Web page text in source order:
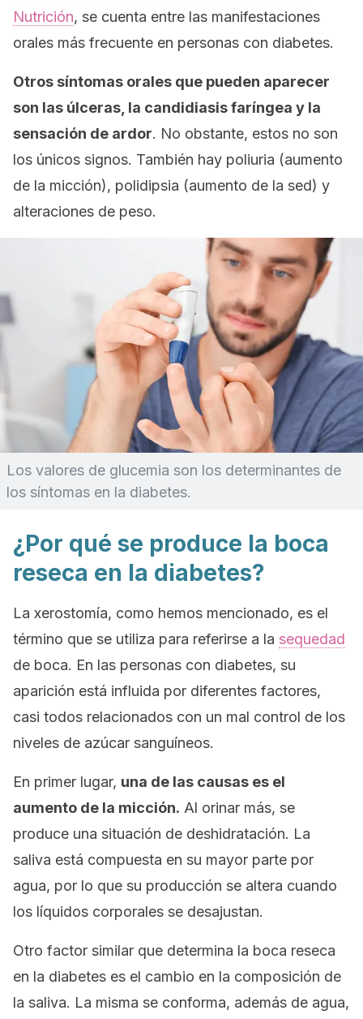
Nutrición, se cuenta entre las manifestaciones
orales más frecuente en personas con diabetes.
Otros síntomas orales que pueden aparecer
son las úlceras, la candidiasis faríngea y la
sensación de ardor. No obstante, estos no son
los únicos signos. También hay poliuria (aumento
de la micción), polidipsia (aumento de la sed) y
alteraciones de peso.
Los valores de glucemia son los determinantes de
los síntomas en la diabetes.
¿Por qué se produce la boca
reseca en la diabetes?
La xerostomía, como hemos mencionado, es el
término que se utiliza para referirse a la sequedad
de boca. En las personas con diabetes, su
aparición está influida por diferentes factores,
casi todos relacionados con un mal control de los
niveles de azúcar sanguíneos.
En primer lugar, una de las causas es el
aumento de la micción. Al orinar más, se
produce una situación de deshidratación. La
saliva está compuesta en su mayor parte por
agua, por lo que su producción se altera cuando
los líquidos corporales se desajustan.
Otro factor similar que determina la boca reseca
en la diabetes es el cambio en la composición de
la saliva. La misma se conforma, además de agua,